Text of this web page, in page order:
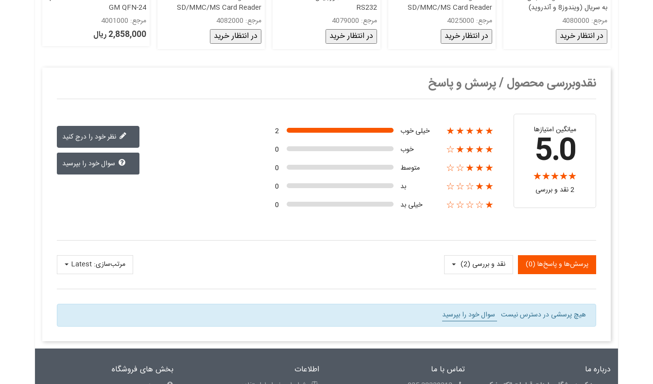
به سریال (ویندوز8 و آندروید)
مرجع: 4080000
در انتظار خرید
SD/MMC/MS Card Reader
Controller-GL827L -QFN
مرجع: 4025000
در انتظار خرید
RS232
converters/cables/dongles
مرجع: 4079000
در انتظار خرید
SD/MMC/MS Card Reader
Controller-GL827L
مرجع: 4082000
در انتظار خرید
GM QFN-24
مرجع: 4001000
2,858,000 ریال
نقدوبررسی محصول / پرسش و پاسخ
میانگین امتیازها
5.0
2 نقد و بررسی‌‌
★★★★★ خیلی خوب 2
★★★★☆ خوب 0
★★★☆☆ متوسط 0
★★☆☆☆ بد 0
★☆☆☆☆ خیلی بد 0
سوال خود را بپرسید
نقد و بررسی‌‌ (2) پرسش‌ها و پاسخ‌ها (0) مرتب‌سازی: Latest
هیچ پرسشی در دسترس نیست سوال خود را بپرسید
درباره ما تماس با ما اطلاعات بخش های فروشگاه